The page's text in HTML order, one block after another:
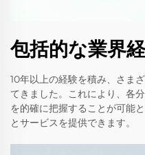
包括的な業界
10年以上の経験を積み、さま
てきました。これにより、各
を的確に把握することが可能
とサービスを提供できます。